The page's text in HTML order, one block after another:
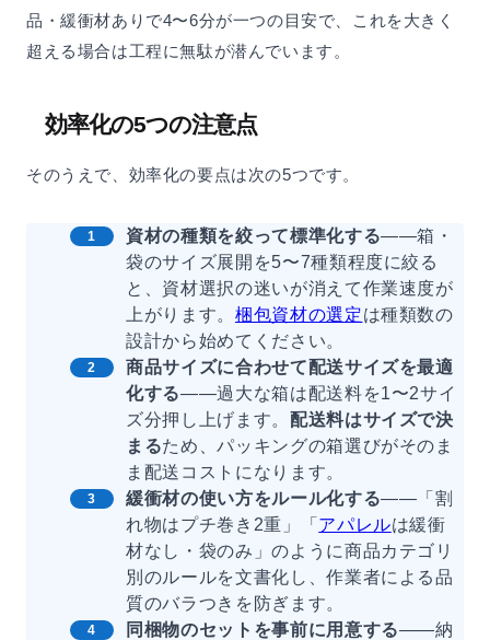
品・緩衝材ありで4〜6分が一つの目安で、これを大きく
超える場合は工程に無駄が潜んでいます。
効率化の5つの注意点
そのうえで、効率化の要点は次の5つです。
資材の種類を絞って標準化する——箱・
袋のサイズ展開を5〜7種類程度に絞る
と、資材選択の迷いが消えて作業速度が
上がります。梱包資材の選定は種類数の
設計から始めてください。
商品サイズに合わせて配送サイズを最適
化する——過大な箱は配送料を1〜2サイ
ズ分押し上げます。 配送料はサイズで決
まるため、パッキングの箱選びがそのま
ま配送コストになります。
緩衝材の使い方をルール化する——「割
れ物はプチ巻き2重」「 アパレルは緩衝
材なし・袋のみ」のように商品カテゴリ
別のルールを文書化し、作業者による品
質のバラつきを防ぎます。
同梱物のセットを事前に用意する——納